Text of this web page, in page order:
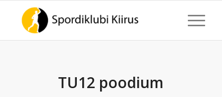
TU12 poodium